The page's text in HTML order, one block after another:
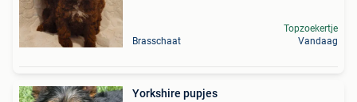
Brasschaat
Topzoekertje
Vandaag
Yorkshire pupjes